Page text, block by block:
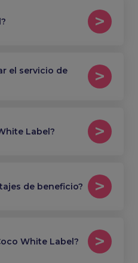
el servicio de
Label?
de beneficio?
White Label?